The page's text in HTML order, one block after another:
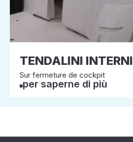
TENDALINI INTERNI
Sur fermeture de cockpit
per saperne di più